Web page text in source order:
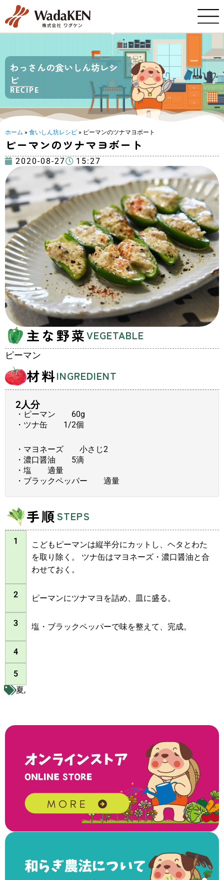
わっさんの食いしん坊レシ
ピ
RECIPE
ホーム » 食いしん坊レシピ» ピーマンのツナマヨボート
ピーマンのツナマヨボート
2020-08-27 15:27
主な野菜VEGETABLE
ピーマン
材料INGREDIENT
2人分
・ピーマン 60g
・ツナ缶 1/2個
・マヨネーズ 小さじ2
・濃口醤油 5滴
・塩 適量
・ブラックペッパー 適量
手順 STEPS
1
こどもピーマンは縦半分にカットし、ヘタとわた
を取り除く。 ツナ缶はマヨネーズ・濃口醤油と合
わせておく。
2 ピーマンにツナマヨを詰め、皿に盛る。
3 塩・ブラックペッパーで味を整えて、完成。
4
5
夏,